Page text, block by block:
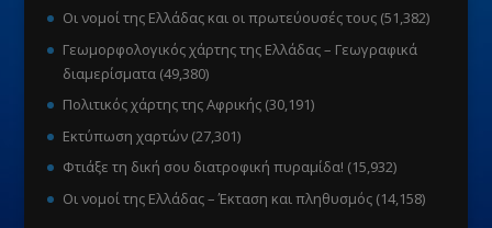
Οι νομοί της Ελλάδας και οι πρωτεύουσές τους (51,382)
Γεωμορφολογικός χάρτης της Ελλάδας – Γεωγραφικά
διαμερίσματα (49,380)
Πολιτικός χάρτης της Αφρικής (30,191)
Εκτύπωση χαρτών (27,301)
Φτιάξε τη δική σου διατροφική πυραμίδα! (15,932)
Οι νομοί της Ελλάδας – Έκταση και πληθυσμός (14,158)